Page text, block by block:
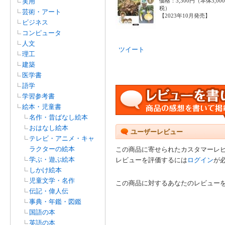
芸術・アート
ビジネス
コンピュータ
人文
理工
建築
医学書
語学
学習参考書
絵本・児童書
名作・昔ばなし絵本
おはなし絵本
テレビ・アニメ・キャ
ラクターの絵本
学ぶ・遊ぶ絵本
しかけ絵本
児童文学・名作
伝記・偉人伝
事典・年鑑・図鑑
国語の本
英語の本
税）
【2023年10月発売】
ツイート
ユーザーレビュー
この商品に寄せられたカスタマーレ
レビューを評価するには ログインが
この商品に対するあなたのレビュー